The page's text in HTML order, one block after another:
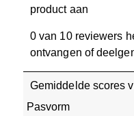
product aan
0 van 10 reviewers
ontvangen of
Gemiddelde scores
Pasvorm